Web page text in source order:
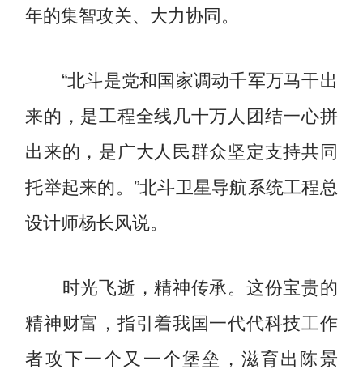
年的集智攻关、大力协同。
“北斗是党和国家调动千军万马干出
来的，是工程全线几十万人团结一心拼
出来的，是广大人民群众坚定支持共同
托举起来的。”北斗卫星导航系统工程总
设计师杨长风说。
时光飞逝，精神传承。这份宝贵的
精神财富，指引着我国一代代科技工作
者攻下一个又一个堡垒，滋育出陈景